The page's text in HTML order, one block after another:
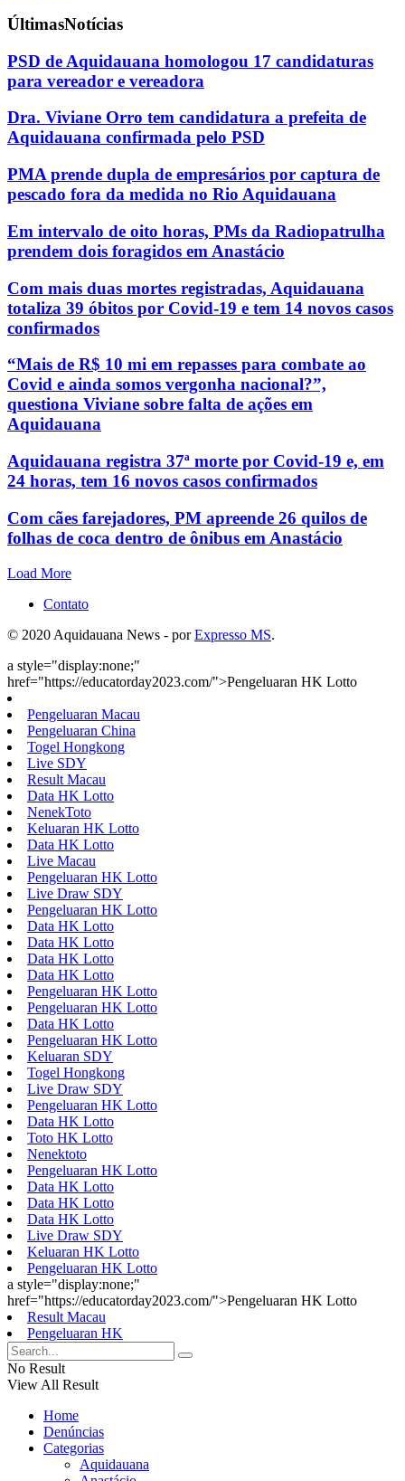
ÚltimasNotícias
PSD de Aquidauana homologou 17 candidaturas
para vereador e vereadora
Dra. Viviane Orro tem candidatura a prefeita de
Aquidauana confirmada pelo PSD
PMA prende dupla de empresários por captura de
pescado fora da medida no Rio Aquidauana
Em intervalo de oito horas, PMs da Radiopatrulha
prendem dois foragidos em Anastácio
Com mais duas mortes registradas, Aquidauana
totaliza 39 óbitos por Covid-19 e tem 14 novos casos
confirmados
“Mais de R$ 10 mi em repasses para combate ao
Covid e ainda somos vergonha nacional?”,
questiona Viviane sobre falta de ações em
Aquidauana
Aquidauana registra 37ª morte por Covid-19 e, em
24 horas, tem 16 novos casos confirmados
Com cães farejadores, PM apreende 26 quilos de
folhas de coca dentro de ônibus em Anastácio
Load More
Contato
© 2020 Aquidauana News - porExpresso MS.
a style="display:none;"
href="https://educatorday2023.com/">Pengeluaran HK Lotto
Pengeluaran Macau
Pengeluaran China
Togel Hongkong
Live SDY
Result Macau
Data HK Lotto
NenekToto
Keluaran HK Lotto
Data HK Lotto
Live Macau
Pengeluaran HK Lotto
Live Draw SDY
Pengeluaran HK Lotto
Data HK Lotto
Data HK Lotto
Data HK Lotto
Data HK Lotto
Pengeluaran HK Lotto
Pengeluaran HK Lotto
Data HK Lotto
Pengeluaran HK Lotto
Keluaran SDY
Togel Hongkong
Live Draw SDY
Pengeluaran HK Lotto
Data HK Lotto
Toto HK Lotto
Nenektoto
Pengeluaran HK Lotto
Data HK Lotto
Data HK Lotto
Data HK Lotto
Live Draw SDY
Keluaran HK Lotto
Pengeluaran HK Lotto
a style="display:none;"
href="https://educatorday2023.com/">Pengeluaran HK Lotto
Result Macau
Pengeluaran HK
No Result
View All Result
Home
Denúncias
Categorias
Aquidauana